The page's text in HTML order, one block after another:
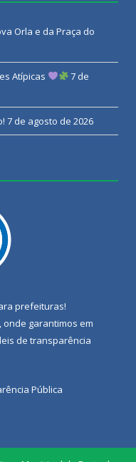
Orla e da Praça do
Atípicas
7 de
7 de agosto de 2026
prefeituras!
onde garantimos em
leis de transparência
Pública